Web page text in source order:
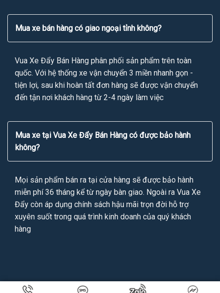
Mua xe bán hàng có giao ngoại tỉnh không?
Vua Xe Đẩy Bán Hàng phân phối sản phẩm trên toàn
quốc. Với hệ thống xe vận chuyển 3 miền nhanh gọn -
tiện lợi, sau khi hoàn tất đơn hàng sẽ được vận chuyển
đến tận nơi khách hàng từ 2-4 ngày làm việc
Mua xe tại Vua Xe Đẩy Bán Hàng có được bảo hành
không?
Mọi sản phẩm bán ra tại cửa hàng sẽ được bảo hành
miễn phí 36 tháng kể từ ngày bàn giao. Ngoài ra Vua Xe
Đẩy còn áp dụng chính sách hậu mãi trọn đời hỗ trợ
xuyên suốt trong quá trình kinh doanh của quý khách
hàng